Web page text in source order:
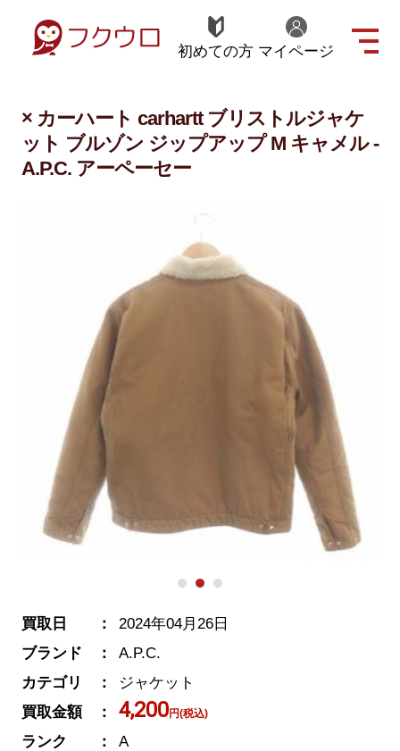
初めての方 マイページ
× カーハート carhartt ブリストルジャケ
ット ブルゾン ジップアップ M キャメル -
A.P.C. アーペーセー
買取日
2024年04月26日
ブランド
A.P.C.
カテゴリ
ジャケット
買取金額
4,200円(税込)
ランク
A